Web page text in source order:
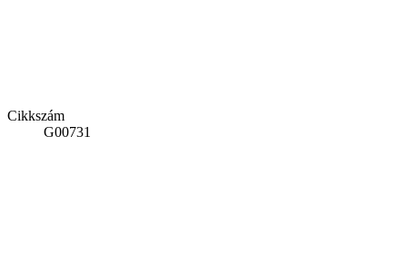
Cikkszám
G00731